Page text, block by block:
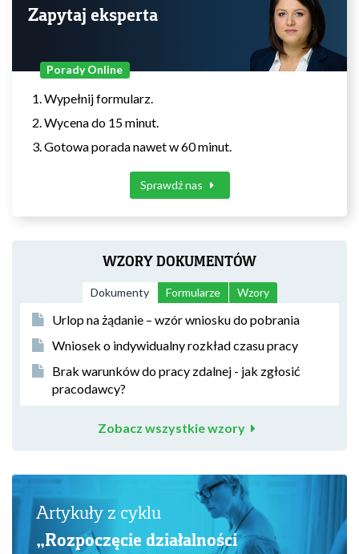
Zapytaj eksperta
Porady Online
Wypełnij formularz.
Wycena do 15 minut.
Gotowa porada nawet w 60 minut.
Sprawdź nas
WZORY DOKUMENTÓW
Dokumenty Formularze Wzory
Urlop na żądanie – wzór wniosku do pobrania
Wniosek o indywidualny rozkład czasu pracy
Brak warunków do pracy zdalnej - jak zgłosić
pracodawcy?
Zobacz wszystkie wzory
Artykuły z cyklu
„Rozpoczęcie działalności